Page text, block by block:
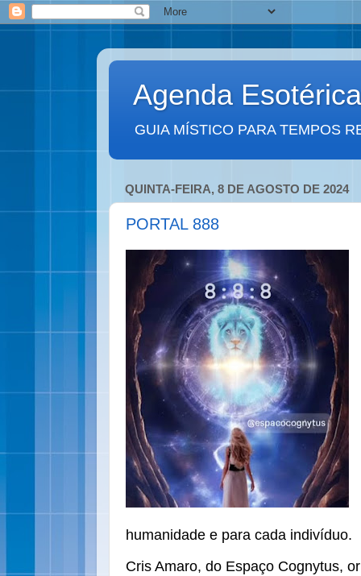
Agenda Esotérica
GUIA MÍSTICO PARA TEMPOS
QUINTA-FEIRA, 8 DE AGOSTO DE 2024
PORTAL 888
humanidade e para cada indivíduo.
Cris Amaro, do Espaço Cognytus,